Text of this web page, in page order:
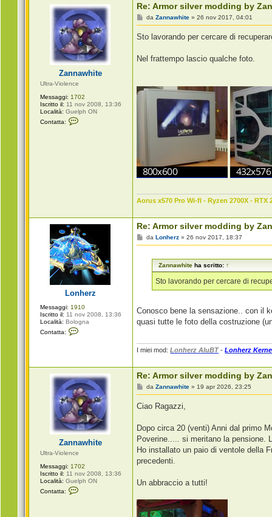
t
t
a
Z
a
n
n
a
w
h
e
Zannawhite
Ultra-Violence
Messaggi: 1702
Iscritto il: 11 nov 2008, 13:36
Località: Guelph ON
Contatta:
h
t
e
Re: Armor silver modding by
M
e
s
g
daZannawhite »26 nov 2017, 04:01
Sto lavorando per cercare di
Nel frattempo lascio qualche foto.
Aorus x570 Pro Wi-fI - Ryzen 2700X - RTX
Lonherz
Messaggi: 1910
Iscritto il: 11 nov 2008, 13:36
Località: Bologna
Contatta:
a
L
o
n
h
e
r
z
Re: Armor silver modding by
M
e
daLonherz »26 nov 2017, 18:37
Zannawhite ha scritto: ↑
Sto lavorando per cercare di
Conosco bene la sensazione.. con il
quasi tutte le foto della costruzione
I miei mod:Lonherz AluBT-Lonherz
Zannawhite
Ultra-Violence
Messaggi: 1702
Iscritto il: 11 nov 2008, 13:36
Località: Guelph ON
Contatta:
Re: Armor silver modding by
M
e
s
g
i
daZannawhite » 19 apr 2026, 23:25
Ciao Ragazzi,
Dopo circa 20 (venti) Anni dal primo
Poverine..... si meritano la pensione.
Ho installato un paio di ventole della
precedenti.
Un abbraccio a tutti!